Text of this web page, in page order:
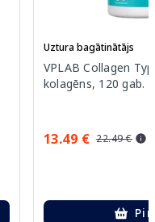
Uztura bagātinātājs
VPLAB Collagen
kolagēns, 120 gab.
13.49 € 22.49 €